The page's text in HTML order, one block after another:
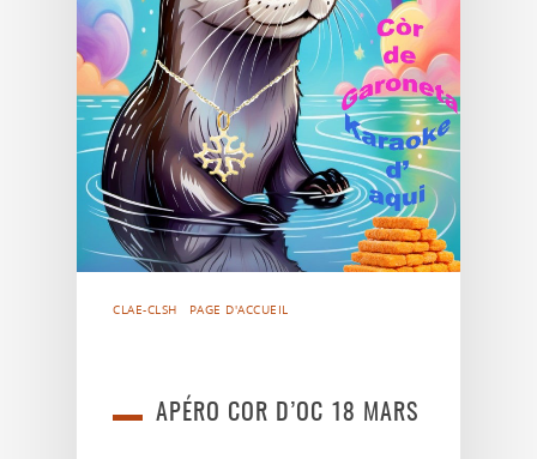
CLAE-CLSH PAGE D'ACCUEIL
APÉRO COR D’OC 18 MARS